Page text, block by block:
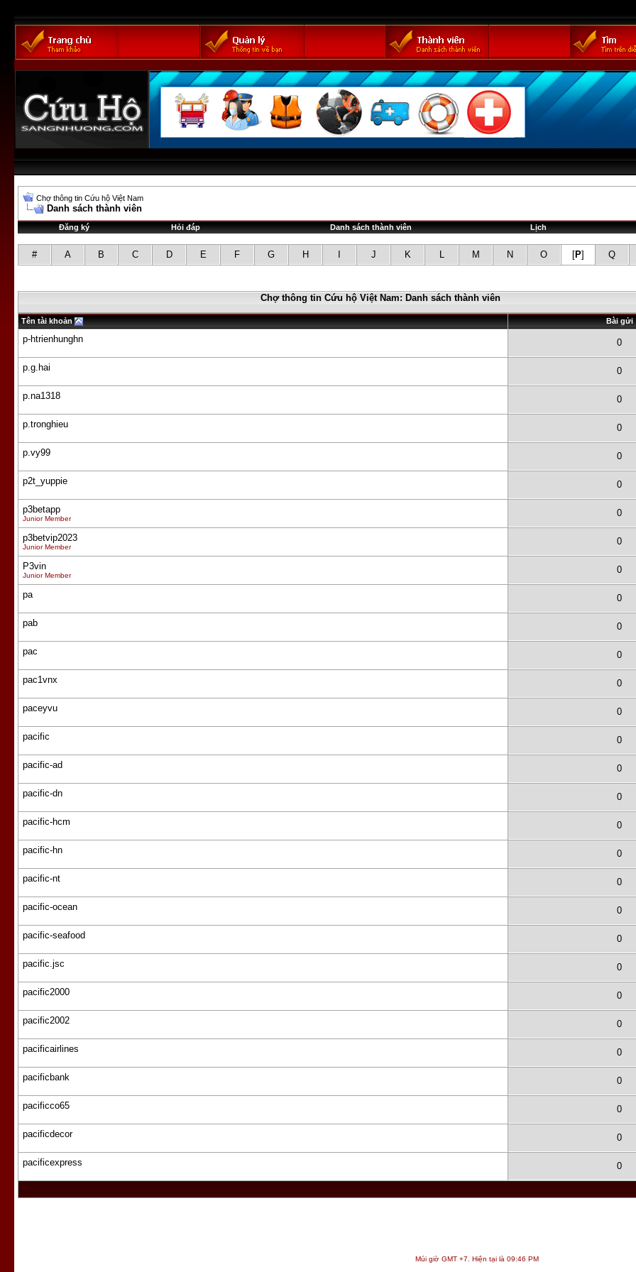
Chợ thông tin Cứu hộ Việt Nam
Danh sách thành viên
Đăng ký Hỏi đáp Danh sách thành viên Lịch
# A B C D E F G H J K L M N O [P] Q
Chợ thông tin Cứu hộ Việt Nam: Danh sách thành viên
Tên tài khoản Bài gửi
p-htrienhunghn 0
p.g.hai 0
p.na1318 0
p.tronghieu 0
p.vy99 0
p2t_yuppie 0
p3betapp
Junior Member
0
p3betvip2023
Junior Member
0
P3vin
Junior Member
0
pa 0
pab 0
pac 0
pac1vnx 0
paceyvu 0
pacific 0
pacific-ad 0
pacific-dn 0
pacific-hcm 0
pacific-hn 0
pacific-nt 0
pacific-ocean 0
pacific-seafood 0
pacific.jsc 0
pacific2000 0
pacific2002 0
pacificairlines 0
pacificbank 0
pacificco65 0
pacificdecor 0
pacificexpress 0
Múi giờ GMT +7. Hiện tại là 09:46 PM